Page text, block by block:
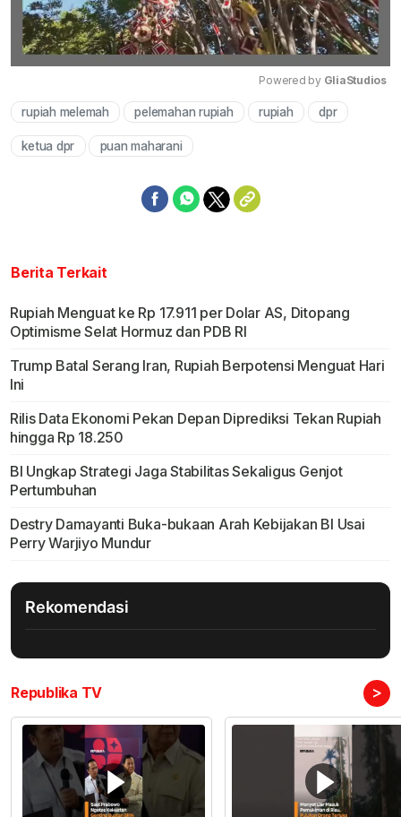
Mute
Powered by GliaStudios
rupiah melemah pelemahan rupiah rupiah dpr
ketua dpr puan maharani
Berita Terkait
Rupiah Menguat ke Rp 17.911 per Dolar AS, Ditopang
Optimisme Selat Hormuz dan PDB RI
Trump Batal Serang Iran, Rupiah Berpotensi Menguat Hari
Ini
Rilis Data Ekonomi Pekan Depan Diprediksi Tekan Rupiah
hingga Rp 18.250
BI Ungkap Strategi Jaga Stabilitas Sekaligus Genjot
Pertumbuhan
Destry Damayanti Buka-bukaan Arah Kebijakan BI Usai
Perry Warjiyo Mundur
Rekomendasi
Republika TV >